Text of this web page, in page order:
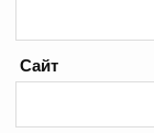
Сайт